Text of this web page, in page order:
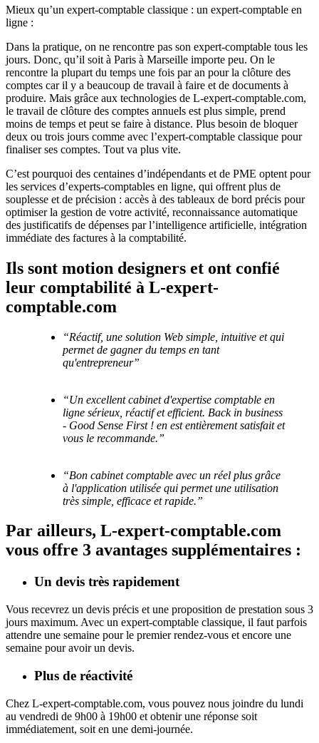
Mieux qu’un expert-comptable classique : un expert-comptable en
ligne :
Dans la pratique, on ne rencontre pas son expert-comptable tous les
jours. Donc, qu’il soit à Paris à Marseille importe peu. On le
rencontre la plupart du temps une fois par an pour la clôture des
comptes car il y a beaucoup de travail à faire et de documents à
produire. Mais grâce aux technologies de L-expert-comptable.com,
le travail de clôture des comptes annuels est plus simple, prend
moins de temps et peut se faire à distance. Plus besoin de bloquer
deux ou trois jours comme avec l’expert-comptable classique pour
finaliser ses comptes. Tout va plus vite.
C’est pourquoi des centaines d’indépendants et de PME optent pour
les services d’experts-comptables en ligne, qui offrent plus de
souplesse et de précision : accès à des tableaux de bord précis pour
optimiser la gestion de votre activité, reconnaissance automatique
des justificatifs de dépenses par l’intelligence artificielle, intégration
immédiate des factures à la comptabilité.
Ils sont motion designers et ont confié
leur comptabilité à L-expert-
comptable.com
“Réactif, une solution Web simple, intuitive et qui
permet de gagner du temps en tant
qu'entrepreneur”
“Un excellent cabinet d'expertise comptable en
ligne sérieux, réactif et efficient. Back in business
- Good Sense First ! en est entièrement satisfait et
vous le recommande.”
“Bon cabinet comptable avec un réel plus grâce
à l'application utilisée qui permet une utilisation
très simple, efficace et rapide.”
Par ailleurs, L-expert-comptable.com
vous offre 3 avantages supplémentaires :
Un devis très rapidement
Vous recevrez un devis précis et une proposition de prestation sous 3
jours maximum. Avec un expert-comptable classique, il faut parfois
attendre une semaine pour le premier rendez-vous et encore une
semaine pour avoir un devis.
Plus de réactivité
Chez L-expert-comptable.com, vous pouvez nous joindre du lundi
au vendredi de 9h00 à 19h00 et obtenir une réponse soit
immédiatement, soit en une demi-journée.